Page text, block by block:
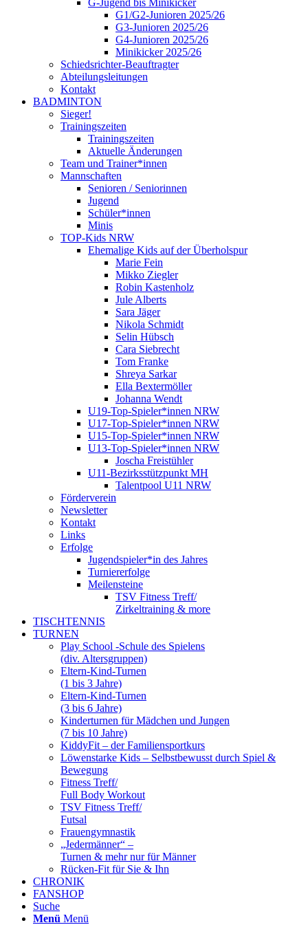
G-Jugend bis Minikicker
G1/G2-Junioren 2025/26
G3-Junioren 2025/26
G4-Junioren 2025/26
Minikicker 2025/26
Schiedsrichter-Beauftragter
Abteilungsleitungen
Kontakt
BADMINTON
Sieger!
Trainingszeiten
Trainingszeiten
Aktuelle Änderungen
Team und Trainer*innen
Mannschaften
Senioren / Seniorinnen
Jugend
Schüler*innen
Minis
TOP-Kids NRW
Ehemalige Kids auf der Überholspur
Marie Fein
Mikko Ziegler
Robin Kastenholz
Jule Alberts
Sara Jäger
Nikola Schmidt
Selin Hübsch
Cara Siebrecht
Tom Franke
Shreya Sarkar
Ella Bextermöller
Johanna Wendt
U19-Top-Spieler*innen NRW
U17-Top-Spieler*innen NRW
U15-Top-Spieler*innen NRW
U13-Top-Spieler*innen NRW
Joscha Freistühler
U11-Bezirksstützpunkt MH
Talentpool U11 NRW
Förderverein
Newsletter
Kontakt
Links
Erfolge
Jugendspieler*in des Jahres
Turniererfolge
Meilensteine
TSV Fitness Treff/
Zirkeltraining & more
TISCHTENNIS
TURNEN
Play School -Schule des Spielens
(div. Altersgruppen)
Eltern-Kind-Turnen
(1 bis 3 Jahre)
Eltern-Kind-Turnen
(3 bis 6 Jahre)
Kinderturnen für Mädchen und Jungen
(7 bis 10 Jahre)
KiddyFit – der Familiensportkurs
Löwenstarke Kids – Selbstbewusst durch Spiel &
Bewegung
Fitness Treff/
Full Body Workout
TSV Fitness Treff/
Futsal
Frauengymnastik
„Jedermänner“ –
Turnen & mehr nur für Männer
Rücken-Fit für Sie & Ihn
CHRONIK
FANSHOP
Suche
Menü Menü